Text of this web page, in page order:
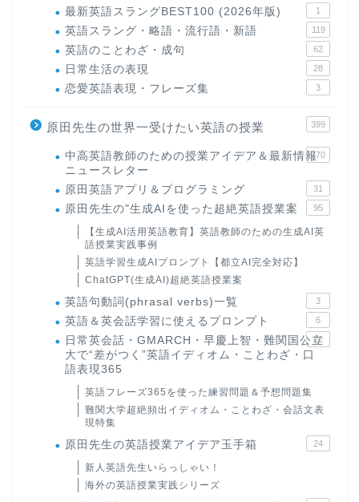
最新英語スラングBEST100 (2026年版) 1
英語スラング・略語・流行語・新語 119
英語のことわざ・成句 62
日常生活の表現 28
恋愛英語表現・フレーズ集 3
原田先生の世界一受けたい英語の授業 399
中高英語教師のための授業アイデア＆最新情報
ニュースレター
170
原田英語アプリ＆プログラミング 31
原田先生の"生成AIを使った超絶英語授業案 95
【生成AI活用英語教育】英語教師のための生成AI英
語授業実践事例
英語学習生成AIプロンプト【都立AI完全対応】
ChatGPT(生成AI)超絶英語授業案
英語句動詞(phrasal verbs)一覧 3
英語＆英会話学習に使えるプロンプト 6
日常英会話・GMARCH・早慶上智・難関国公立
大で“差がつく”英語イディオム・ことわざ・口
語表現365
22
英語フレーズ365を使った練習問題＆予想問題集
難関大学超絶頻出イディオム・ことわざ・会話文表
現特集
原田先生の英語授業アイデア玉手箱 24
新人英語先生いらっしゃい！
海外の英語授業実践シリーズ